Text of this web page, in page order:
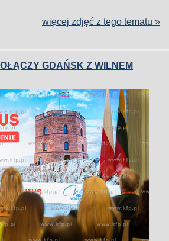
więcej zdjęć z tego tematu »
GDAŃSK Z WILNEM